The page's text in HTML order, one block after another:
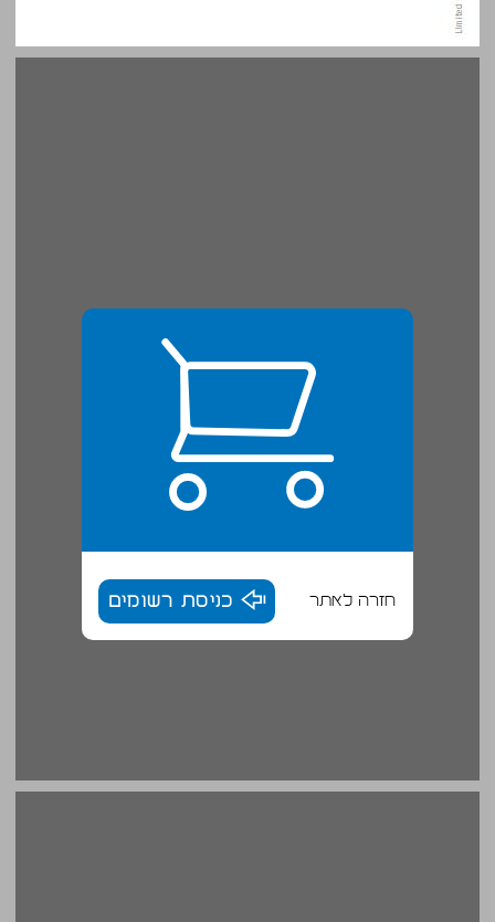
חזרה לאתר כניסת רשומים